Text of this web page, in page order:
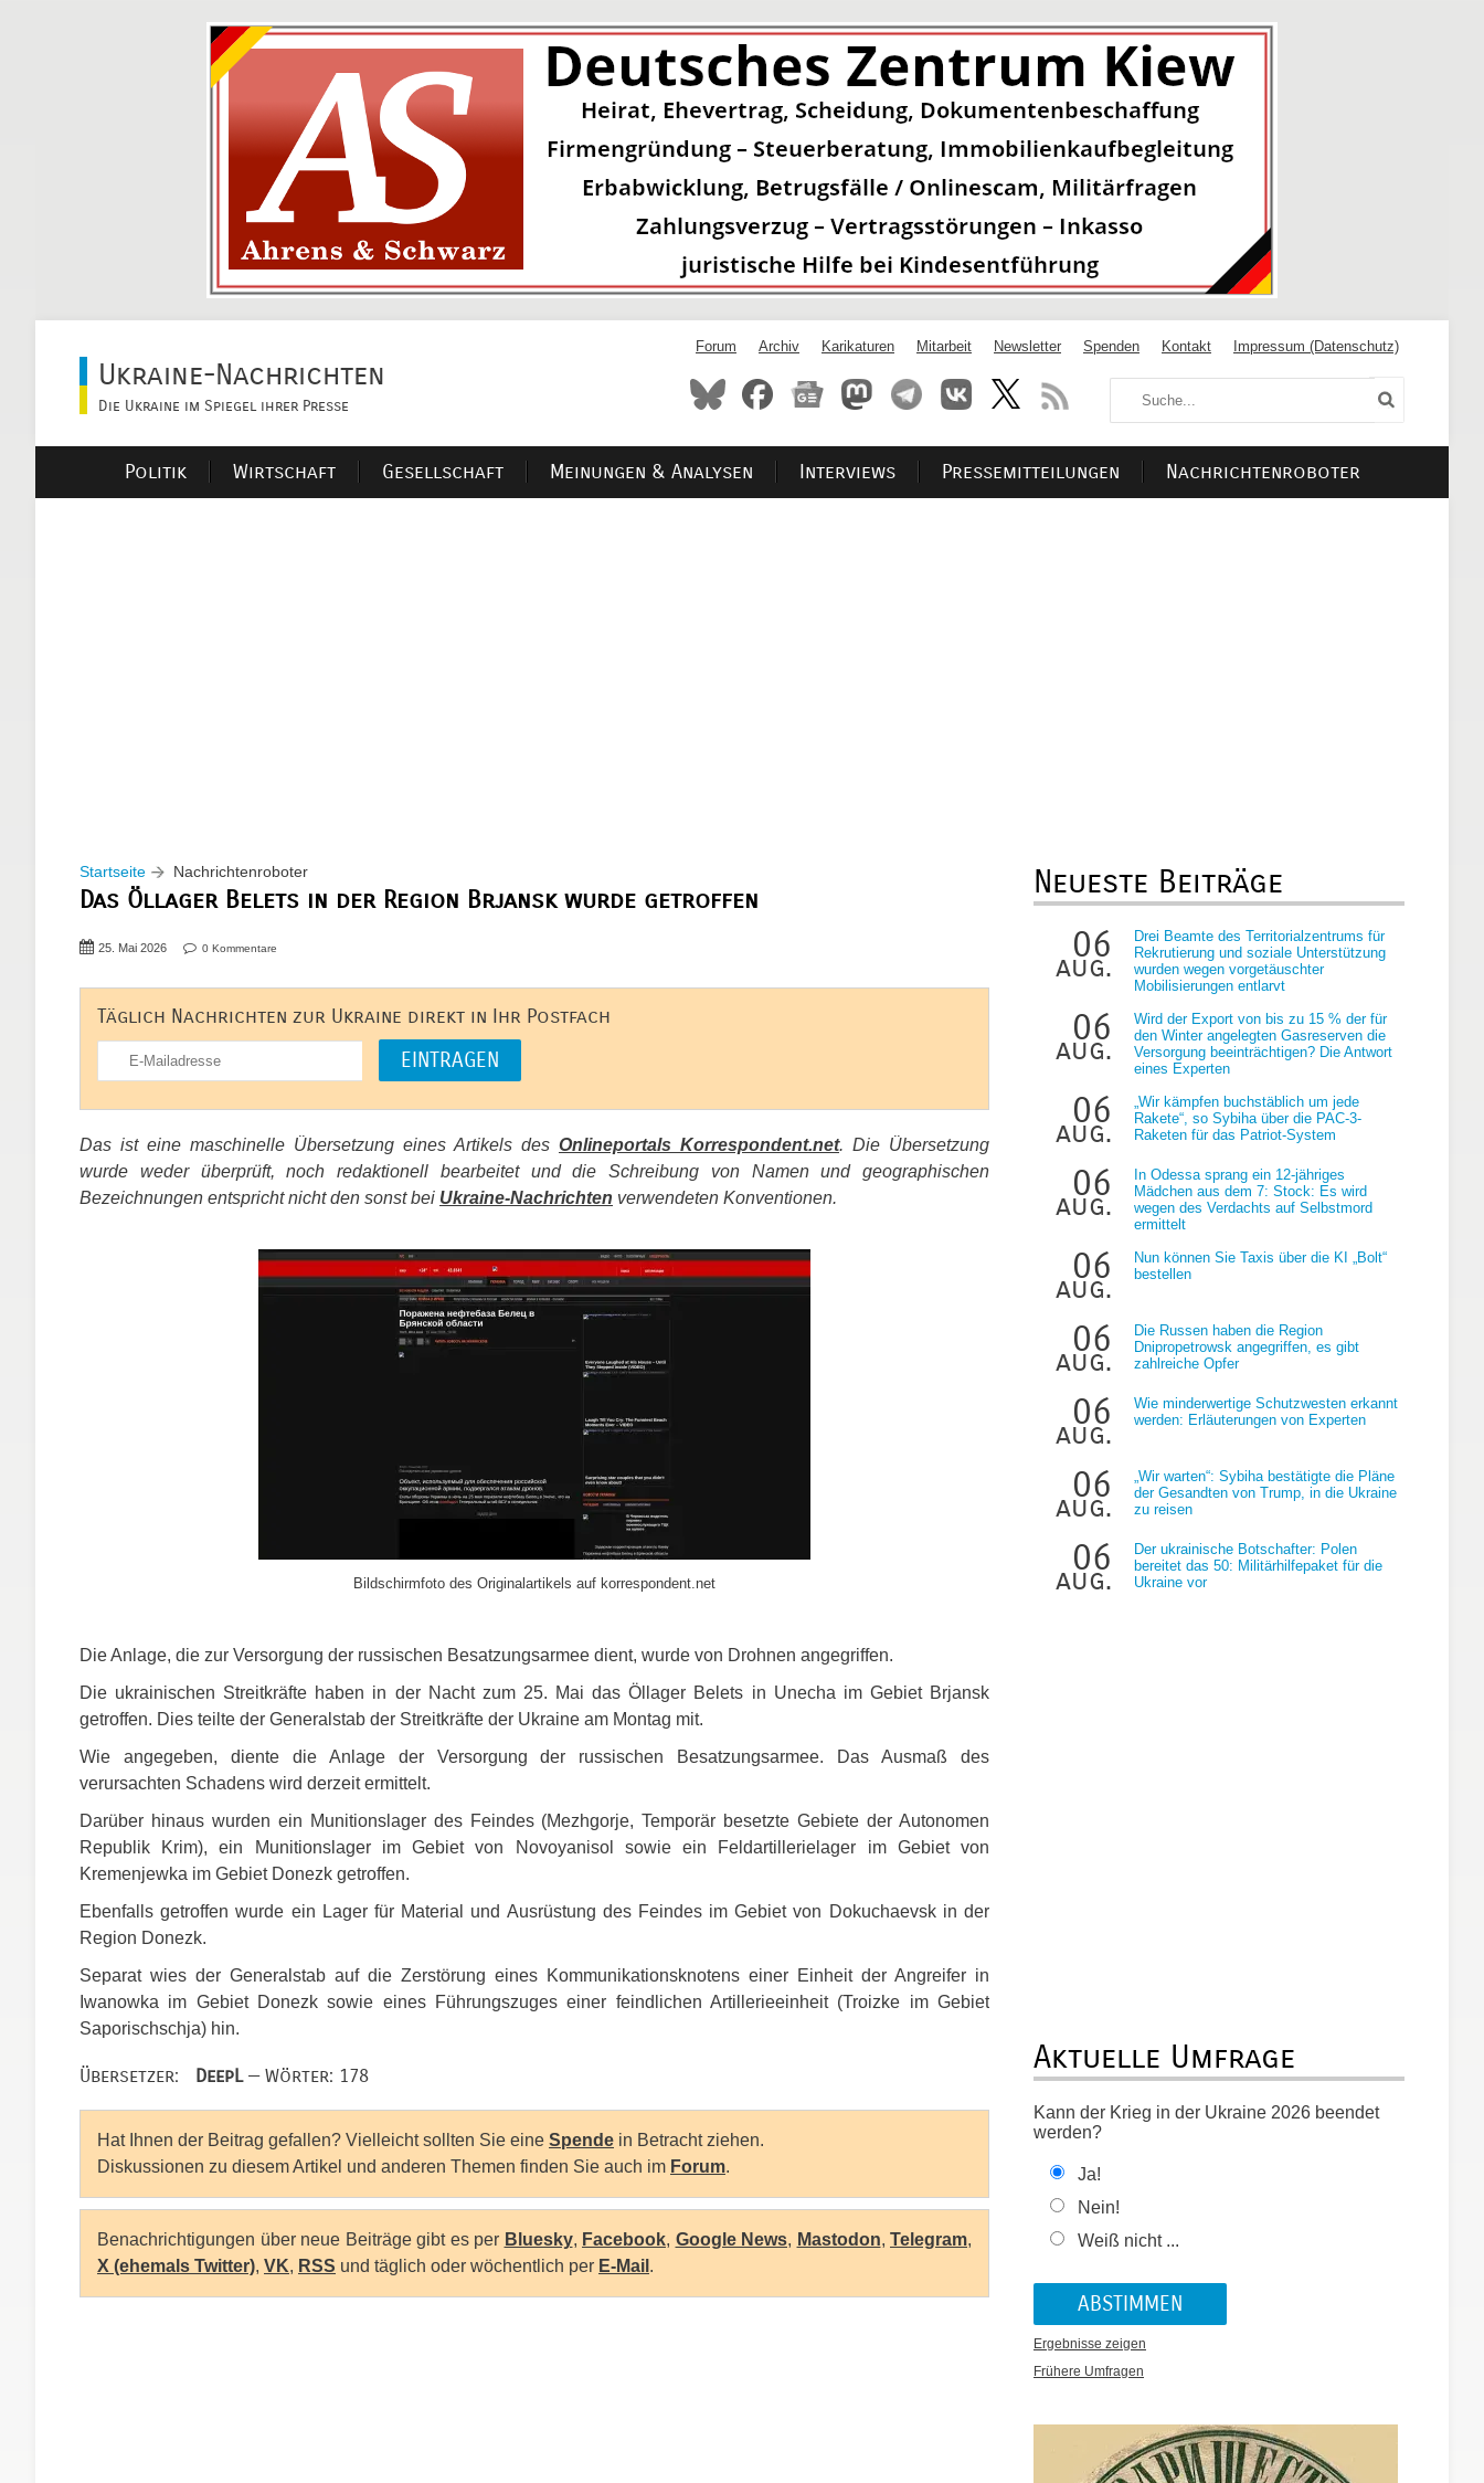
Ukraine-Nachrichten
Die Ukraine im Spiegel ihrer Presse
Forum Archiv Karikaturen Mitarbeit Newsletter Spenden Kontakt Impressum (Datenschutz)
Politik Wirtschaft Gesellschaft Meinungen & Analysen Interviews Pressemitteilungen Nachrichtenroboter
Startseite Nachrichtenroboter
Das Öllager Belets in der Region Brjansk wurde getroffen
25. Mai 2026 0 Kommentare
Täglich Nachrichten zur Ukraine direkt in Ihr Postfach
Das ist eine maschinelle Übersetzung eines Artikels des Onlineportals Korrespondent.net. Die Übersetzung
wurde weder überprüft, noch redaktionell bearbeitet und die Schreibung von Namen und geographischen
Bezeichnungen entspricht nicht den sonst bei Ukraine-Nachrichten verwendeten Konventionen.
Bildschirmfoto des Originalartikels auf korrespondent.net
Die Anlage, die zur Versorgung der russischen Besatzungsarmee dient, wurde von Drohnen angegriffen.
Die ukrainischen Streitkräfte haben in der Nacht zum 25. Mai das Öllager Belets in Unecha im Gebiet Brjansk
getroffen. Dies teilte der Generalstab der Streitkräfte der Ukraine am Montag mit.
Wie angegeben, diente die Anlage der Versorgung der russischen Besatzungsarmee. Das Ausmaß des
verursachten Schadens wird derzeit ermittelt.
Darüber hinaus wurden ein Munitionslager des Feindes (Mezhgorje, Temporär besetzte Gebiete der Autonomen
Republik Krim), ein Munitionslager im Gebiet von Novoyanisol sowie ein Feldartillerielager im Gebiet von
Kremenjewka im Gebiet Donezk getroffen.
Ebenfalls getroffen wurde ein Lager für Material und Ausrüstung des Feindes im Gebiet von Dokuchaevsk in der
Region Donezk.
Separat wies der Generalstab auf die Zerstörung eines Kommunikationsknotens einer Einheit der Angreifer in
Iwanowka im Gebiet Donezk sowie eines Führungszuges einer feindlichen Artillerieeinheit (Troizke im Gebiet
Saporischschja) hin.
Übersetzer: DeepL— Wörter: 178
Hat Ihnen der Beitrag gefallen? Vielleicht sollten Sie eine Spende in Betracht ziehen.
Diskussionen zu diesem Artikel und anderen Themen finden Sie auch im Forum.
Benachrichtigungen über neue Beiträge gibt es per Bluesky, Facebook, Google News, Mastodon, Telegram,
X (ehemals Twitter), VK, RSS und täglich oder wöchentlich per E-Mail .
Neueste Beiträge
06
aug.
Drei Beamte des Territorialzentrums für
Rekrutierung und soziale Unterstützung
wurden wegen vorgetäuschter
Mobilisierungen entlarvt
06
aug.
Wird der Export von bis zu 15 % der für
den Winter angelegten Gasreserven die
Versorgung beeinträchtigen? Die Antwort
eines Experten
06
aug.
„Wir kämpfen buchstäblich um jede
Rakete“, so Sybiha über die PAC-3-
Raketen für das Patriot-System
06
aug.
In Odessa sprang ein 12-jähriges
Mädchen aus dem 7: Stock: Es wird
wegen des Verdachts auf Selbstmord
ermittelt
06
aug.
Nun können Sie Taxis über die KI „Bolt“
bestellen
06
aug.
Die Russen haben die Region
Dnipropetrowsk angegriffen, es gibt
zahlreiche Opfer
06
aug.
Wie minderwertige Schutzwesten erkannt
werden: Erläuterungen von Experten
06
aug.
„Wir warten“: Sybiha bestätigte die Pläne
der Gesandten von Trump, in die Ukraine
zu reisen
06
aug.
Der ukrainische Botschafter: Polen
bereitet das 50: Militärhilfepaket für die
Ukraine vor
Aktuelle Umfrage
Kann der Krieg in der Ukraine 2026 beendet
werden?
Ja!
Nein!
Weiß nicht ...
Ergebnisse zeigen
Frühere Umfragen